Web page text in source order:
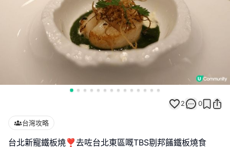
2 0
台灣攻略
台北新寵鐵板燒❣️去咗台北東區嘅TBS剔邦饈鐵板燒食